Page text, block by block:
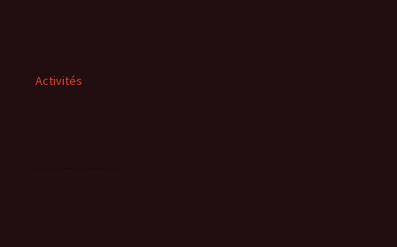
Activités